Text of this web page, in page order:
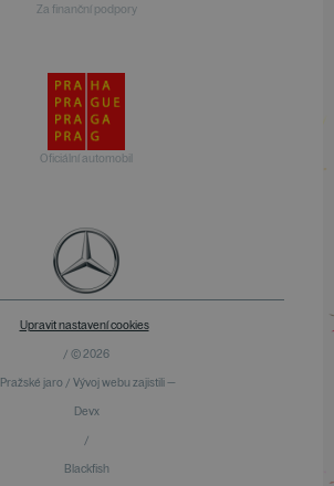
Za finanční podpory
Oficiální automobil
Upravit nastavení cookies
/ © 2026
Pražské jaro / Vývoj webu zajistili —
Devx
/
Blackfish